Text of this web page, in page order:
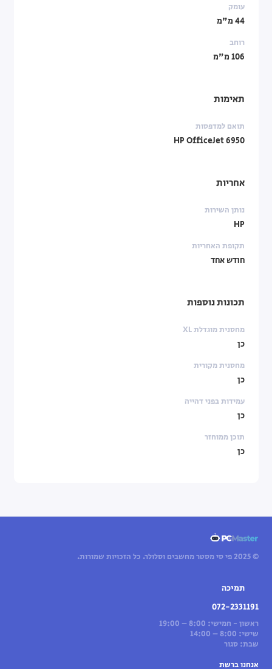
עומק
44 מ"מ
רוחב
106 מ"מ
תאימות
תואם למדפסות
HP OfficeJet 6950
אחריות
נותן השירות
HP
תקופת האחריות
חודש אחד
תכונות נוספות
מחסנית מוגדלת XL
כן
מחסנית מקורית
כן
עמידות בפני דהייה
כן
תוכן ממוחזר
כן
© 2025 פי סי מסטר מחשבים וסלולר. כל הזכויות שמורות.
תמיכה
072-2331191
ראשון - חמישי: 8:00 – 19:00
שישי: 8:00 – 14:00
שבת: סגור
אנחנו ברשת